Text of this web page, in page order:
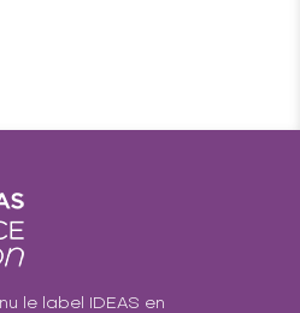
le label IDEAS en